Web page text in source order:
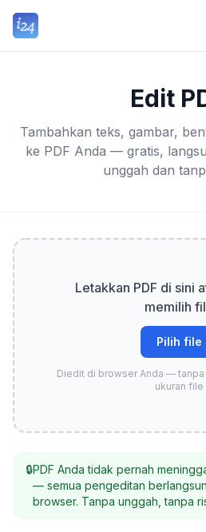
Edit
Tambahkan teks, gambar,
ke PDF Anda — gratis,
unggah dan
Letakkan PDF di sini
memilih
Pilih file
Diedit di browser Anda — tanpa
ukuran file
🔒PDF Anda tidak pernah
— semua pengeditan
browser. Tanpa unggah, tanpa